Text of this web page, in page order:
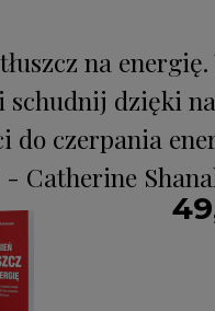
na
schudnij dzięki
do czerpania
- Catherine